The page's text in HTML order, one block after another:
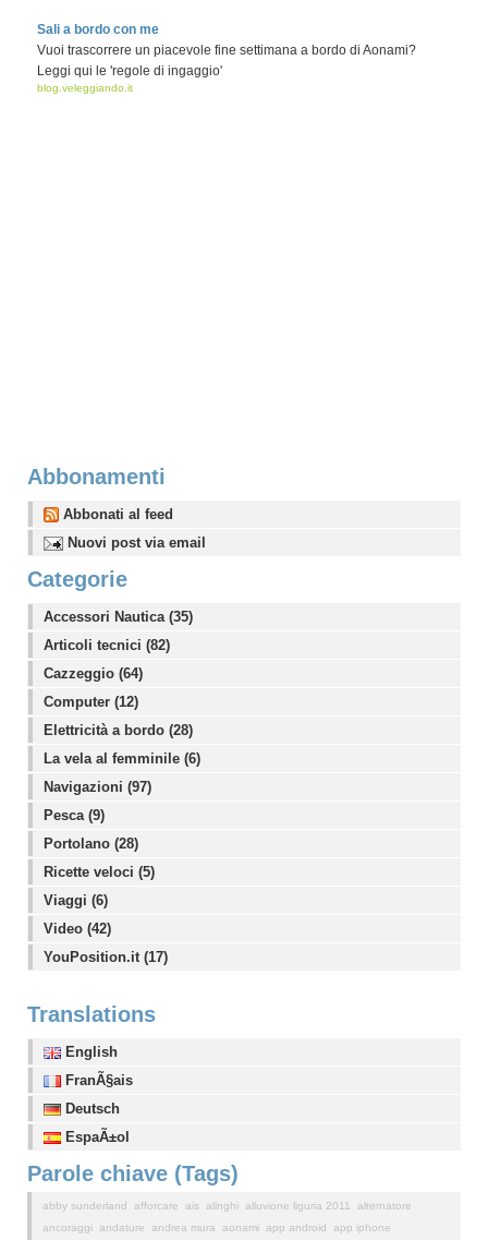
Sali a bordo con me
Vuoi trascorrere un piacevole fine settimana a bordo di Aonami?
Leggi qui le 'regole di ingaggio'
blog.veleggiando.it
Abbonamenti
Abbonati al feed
Nuovi post via email
Categorie
Accessori Nautica (35)
Articoli tecnici (82)
Cazzeggio (64)
Computer (12)
Elettricità a bordo (28)
La vela al femminile (6)
Navigazioni (97)
Pesca (9)
Portolano (28)
Ricette veloci (5)
Viaggi (6)
Video (42)
YouPosition.it (17)
Translations
English
FranÃ§ais
Deutsch
EspaÃ±ol
Parole chiave (Tags)
abby sunderland afforcare ais alinghi alluvione liguria 2011
alternatore
ancoraggi andature andrea mura aonami app android app iphone